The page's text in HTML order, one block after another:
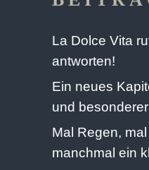
La Dolce Vita
antworten!
Ein neues
und
Mal Regen,
manchmal ein